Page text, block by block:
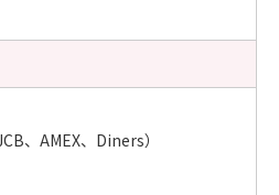
、AMEX、Diners）